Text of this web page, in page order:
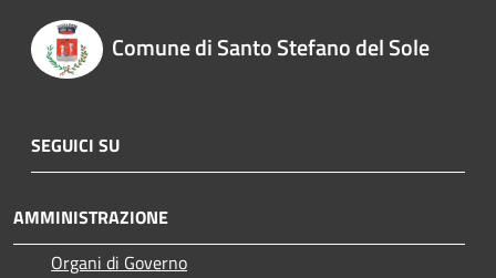
Comune di Santo Stefano del Sole
SEGUICI SU
AMMINISTRAZIONE
Organi di Governo